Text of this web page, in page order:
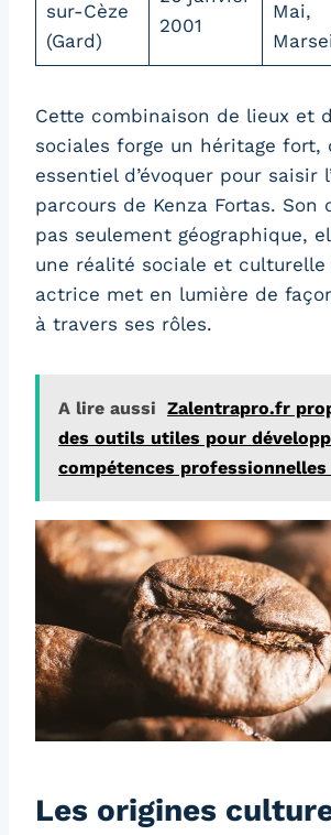
sur-Cèze
(Gard)
2001
Mai,
Cette combinaison de lieux et
sociales forge un héritage fort,
essentiel d’évoquer pour saisir
parcours de Kenza Fortas. Son
pas seulement géographique,
une réalité sociale et culturelle
actrice met en lumière de
à travers ses rôles.
A lire aussi Zalentrapro.fr
des outils utiles pour
compétences professionnelles
Les origines